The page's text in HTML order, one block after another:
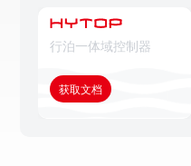
行泊一体域控制器
获取文档